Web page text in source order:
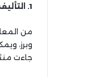
1. التأليف في القديم:
من
وبرز،
جاءت